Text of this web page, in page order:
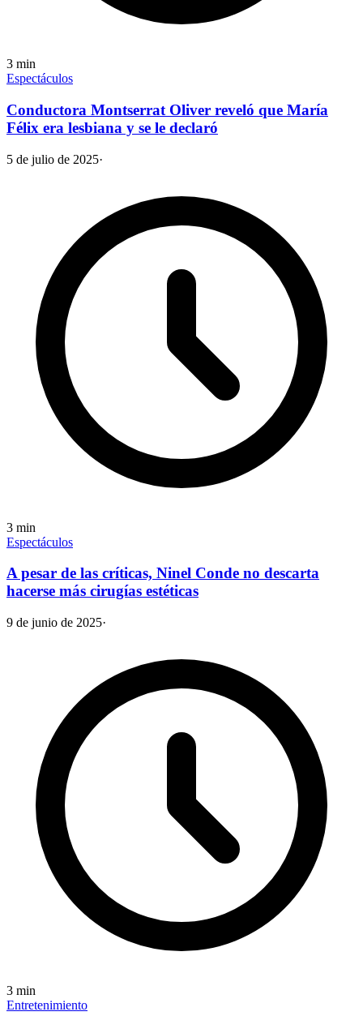
3 min
Espectáculos
Conductora Montserrat Oliver reveló que María
Félix era lesbiana y se le declaró
5 de julio de 2025·
3 min
Espectáculos
A pesar de las críticas, Ninel Conde no descarta
hacerse más cirugías estéticas
9 de junio de 2025·
3 min
Entretenimiento